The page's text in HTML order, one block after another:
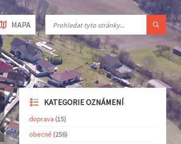
MAPA
KATEGORIE OZNÁMENÍ
doprava (15)
obecné (256)